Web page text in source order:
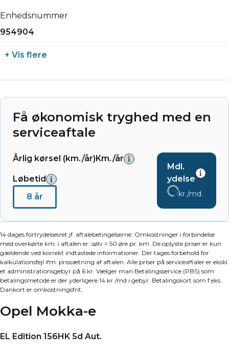
Enhedsnummer
954904
+ Vis flere
Få økonomisk tryghed med en
serviceaftale
Årlig kørsel (km./år)Km./år
Løbetid
8 år
Mdl.
ydelse
kr./md.
14 dages fortrydelsesret jf. aftalebetingelserne. Omkostninger i forbindelse
med overkørte km. i aftalen er: sølv = 50 øre pr. km. De oplyste priser er kun
gældende ved korrekt indtastede informationer. Der tages forbehold for
kalkulationsfejl ifm. prissætning af aftalen. Alle priser på serviceaftaler er ekskl.
et administrationsgebyr på 6 kr. Vælger man Betalingsservice (PBS) som
betalingsmetode er der yderligere 14 kr./md i gebyr. Betalingskort som f.eks.
Dankort er omkostningsfrit.
Opel Mokka-e
EL Edition 156HK 5d Aut.